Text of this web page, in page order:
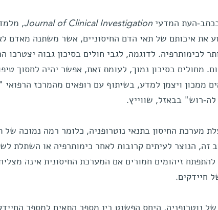
העת המדעי Journal of Clinical Investigation
,
את איכותם של תאי הדם החיסוניים, אשר משתנה מאדם
לכימותרפיה. לדוגמה, לגבי חולים בסיכון גבוה יצטרכו
מחולים בסיכון נמוך, לעומת זאת, אפשר יהיה לחסוך
ממכון ויצמן למדע, בשיתוף עם רופאים מהמרכז
רוש" בבאזל, שווייץ.
מערכת החיסון בתנאי נוטרופניה, כלומר רמה נמוכה של
זה, הנוצר לעיתים קרובות לאחר כימותרפיה או השתלת
להתפתח זיהומים חמורים אם המערכת החיסונית אינה
חיידקים.
נוטרופניה, היחס הפשוט בין מספר התאים למספר